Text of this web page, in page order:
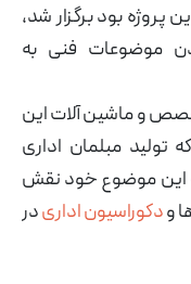
پروژه بود برگزار شد،
موضوعات فنی به
و ماشین آلات این
تولید مبلمان اداری
این موضوع خود نقش
ودکوراسیون اداریدر